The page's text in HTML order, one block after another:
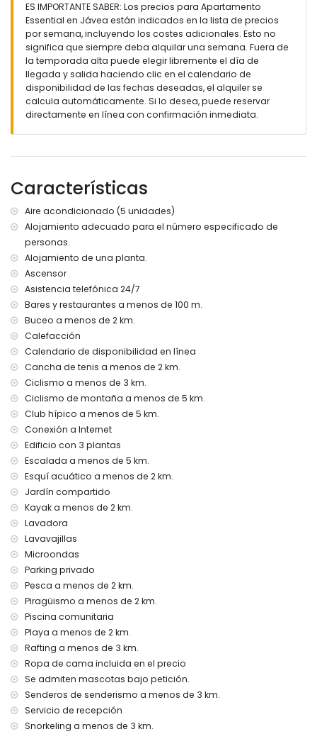
de 15m x 5m y 2m de profundidad
jardín comunitario con árboles
terraza cubierta
zona de estar al aire libre y zona de comedor al aire libre
espacio de aparcamiento cubierto privado
Más información
pueblo más cercano: Jávea (a menos de 500 metros del
ribera o costa más cercana: Mediterráneo, Jávea (a
puerto más cercano: Puerto de Jávea (a menos de 2
kilómetros del apartamento)
parque más cercano: Parque Natural del Montgó (a menos
de 3 kilómetros del apartamento)
aeropuerto más cercano: Alicante (a menos de 100
kilómetros del apartamento)
segundo aeropuerto más cercano: Valencia (> 100
kilómetros)
transporte público cercano: autobús a menos de 200
metros
por favor consulte si se permiten mascotas
El edificio donde se encuentra el alojamiento tiene
ascensor.
El alojamiento es muy adecuado para familias con niños
Instalaciones y servicios incluidos en el precio del alquiler
del apartamento
internet (WiFi)
plancha y tabla de planchar
ropa de cama y toallas
servicio de recepción y servicio de emergencia 24 horas
calefacción central y aire acondicionado
Instalaciones y servicios con cargo adicional
servicio de aeropuerto
Entretenimiento y actividades de ocio para sus vacaciones
en Jávea, Costa Blanca
cine, discoteca, club nocturno, bar, paseo marítimo (El
Arenal y Jávea) (a menos de 5 kilómetros de la casa)
Lugares de interés y cultura en Jávea, Costa Blanca
museo (Histórico de Jávea), iglesia (San Bartolomé, Pueblo,
Jávea), ruina (Pueblo de Jávea, Jávea), monumento
(Pueblo de Jávea, Jávea), edificio arquitectónico (Pueblo
de Jávea, Jávea), lugar histórico (Pueblo de Jávea y
Jávea) (a menos de 5 kilómetros del alojamiento)
castillo (Castillo de Dénia y Dénia) (a menos de 10
kilómetros del alojamiento)
ES IMPORTANTE SABER: Los precios para Apartamento
Essential en Jávea están indicados en la lista de precios
por semana, incluyendo los costes adicionales. Esto no
significa que siempre deba alquilar una semana. Fuera de
la temporada alta puede elegir libremente el día de
llegada y salida haciendo clic en el calendario de
disponibilidad de las fechas deseadas, el alquiler se
calcula automáticamente. Si lo desea, puede reservar
directamente en línea con confirmación inmediata.
Características
Aire acondicionado (5 unidades)
Alojamiento adecuado para el número especificado de
personas.
Alojamiento de una planta.
Ascensor
Asistencia telefónica 24/7
Bares y restaurantes a menos de 100 m.
Buceo a menos de 2 km.
Calefacción
Calendario de disponibilidad en línea
Cancha de tenis a menos de 2 km.
Ciclismo a menos de 3 km.
Ciclismo de montaña a menos de 5 km.
Club hípico a menos de 5 km.
Conexión a Internet
Edificio con 3 plantas
Escalada a menos de 5 km.
Esquí acuático a menos de 2 km.
Jardín compartido
Kayak a menos de 2 km.
Lavadora
Lavavajillas
Microondas
Parking privado
Pesca a menos de 2 km.
Piragüismo a menos de 2 km.
Piscina comunitaria
Playa a menos de 2 km.
Rafting a menos de 3 km.
Ropa de cama incluida en el precio
Se admiten mascotas bajo petición.
Senderos de senderismo a menos de 3 km.
Servicio de recepción
Snorkeling a menos de 3 km.